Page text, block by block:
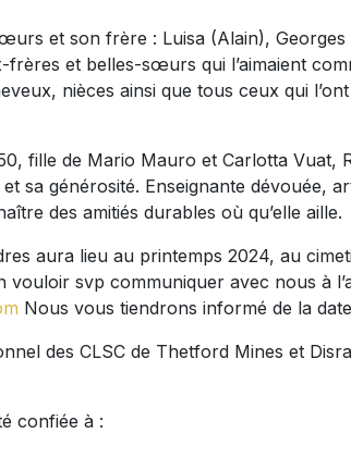
et son frère : Luisa (Alain),
frères et belles-sœurs qui l’aimaient
nièces ainsi que tous ceux qui
fille de Mario Mauro et Carlotta Vuat,
sa générosité. Enseignante dévouée,
des amitiés durables où qu’elle aille.
aura lieu au printemps 2024, au
vouloir svp communiquer avec nous à
Nous vous tiendrons informé de la
des CLSC de Thetford Mines et
confiée à :